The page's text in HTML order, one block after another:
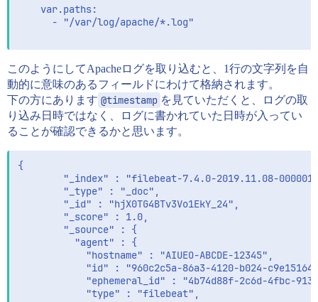
    var.paths:
      - "/var/log/apache/*.log"
このようにしてApacheログを取り込むと、1行の文字列を自
動的に意味のあるフィールドにわけて格納されます。
下の方にあります @timestamp を見ていただくと、ログの取
り込み日時ではなく、ログに書かれていた日時が入ってい
ることが確認できるかと思います。
{
"_index" : "filebeat-7.4.0-2019.11.08-
        "_type" : "_doc",
        "_id" : "hjX0TG4BTv3Vo1EkY_24",
        "_score" : 1.0,
        "_source" : {
          "agent" : {
            "hostname" : "AIUEO-ABCDE-12345",
"id" : "960c2c5a-86a3-4120-b024-
"ephemeral_id" : "4b74d88f-2c6d-4fbc-
            "type" : "filebeat",